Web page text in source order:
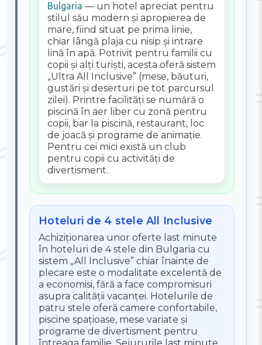
Bulgaria — un hotel apreciat pentru
stilul său modern și apropierea de
mare, fiind situat pe prima linie,
chiar lângă plaja cu nisip și intrare
lină în apă. Potrivit pentru familii cu
copii și alți turiști, acesta oferă sistem
„Ultra All Inclusive” (mese, băuturi,
gustări și deserturi pe tot parcursul
zilei). Printre facilități se numără o
piscină în aer liber cu zonă pentru
copii, bar la piscină, restaurant, loc
de joacă și programe de animație.
Pentru cei mici există un club
pentru copii cu activități de
divertisment.
Hoteluri de 4 stele All Inclusive
Achiziționarea unor oferte last minute
în hoteluri de 4 stele din Bulgaria cu
sistem „All Inclusive” chiar înainte de
plecare este o modalitate excelentă de
a economisi, fără a face compromisuri
asupra calității vacanței. Hotelurile de
patru stele oferă camere confortabile,
piscine spațioase, mese variate și
programe de divertisment pentru